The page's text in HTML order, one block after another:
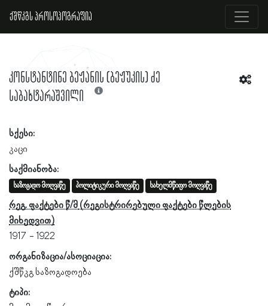
ქშწკგს პროსოპოგრაფია
კონსტანტინე ბეჟანის (ბეჟუკის) ძე
საბახტარაშვილი
სქესი:
კაცი
საქმიანობა:
საზოგადო მოღვაწე პოლიტიკური მოღვაწე სახელმწიფო მოღვაწე
რეგ. ფაქტები წ/მ
1917
1922
ორგანიზაცია/ასოციაცია:
ქშწკგ საზოგადოება
ტიპი: